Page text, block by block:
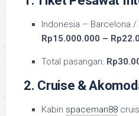
Indonesia – Barcelona /
Rp15.000.000 –
Total pasangan:
2. Cruise &
Kabin spaceman88